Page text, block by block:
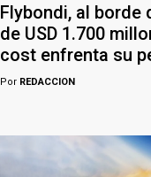
Flybondi, al borde
de USD 1.700
cost enfrenta su
Por REDACCION